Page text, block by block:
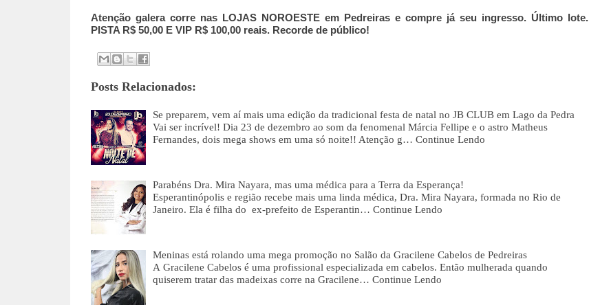
Atenção galera corre nas LOJAS NOROESTE em Pedreiras e compre já seu ingresso. Último lote.
PISTA R$ 50,00 E VIP R$ 100,00 reais. Recorde de público!
Posts Relacionados:
Se preparem, vem aí mais uma edição da tradicional festa de natal no JB CLUB em Lago da Pedra
Vai ser incrível! Dia 23 de dezembro ao som da fenomenal Márcia Fellipe e o astro Matheus
Fernandes, dois mega shows em uma só noite!! Atenção g… Continue Lendo
Parabéns Dra. Mira Nayara, mas uma médica para a Terra da Esperança!
Esperantinópolis e região recebe mais uma linda médica, Dra. Mira Nayara, formada no Rio de
Janeiro. Ela é filha do ex-prefeito de Esperantin… Continue Lendo
Meninas está rolando uma mega promoção no Salão da Gracilene Cabelos de Pedreiras
A Gracilene Cabelos é uma profissional especializada em cabelos. Então mulherada quando
quiserem tratar das madeixas corre na Gracilene… Continue Lendo